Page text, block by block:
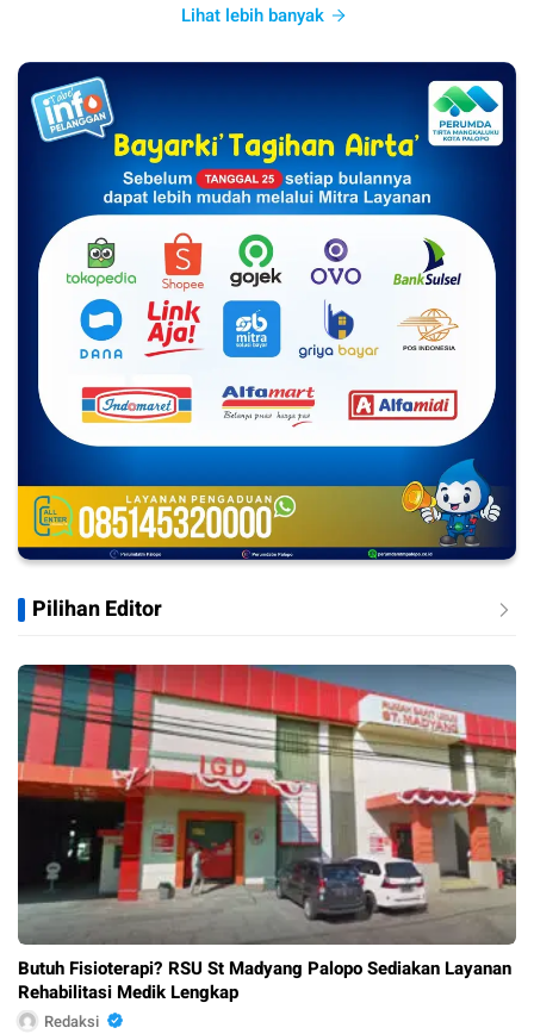
Lihat lebih banyak
Pilihan Editor
Butuh Fisioterapi? RSU St Madyang Palopo Sediakan Layanan
Rehabilitasi Medik Lengkap
Redaksi